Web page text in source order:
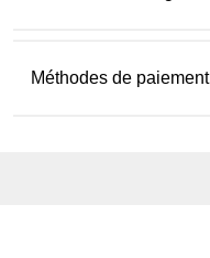
Méthodes de paiement